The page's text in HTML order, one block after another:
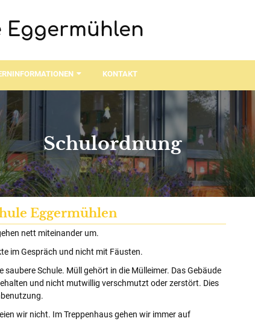
Eggermühlen
KONTAKT
Schulordnung
Eggermühlen
nett miteinander um.
im Gespräch und nicht mit Fäusten.
saubere Schule. Müll gehört in die Mülleimer. Das Gebäude
und nicht mutwillig verschmutzt oder zerstört. Dies
wir nicht. Im Treppenhaus gehen wir immer auf